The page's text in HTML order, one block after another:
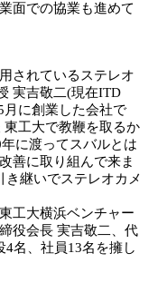
面での協業も進めて
されているステレオ
実吉敬二(現在ITD
月に創業した会社で
工大で教鞭を取るか
に渡ってスバルとは
善に取り組んで来ま
き継いでステレオカメ
工大横浜ベンチャー
役会長 実吉敬二、代
名、社員13名を擁し